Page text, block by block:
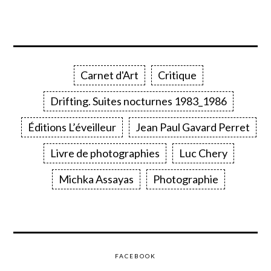
Carnet d'Art
Critique
Drifting. Suites nocturnes 1983_1986
Éditions L’éveilleur
Jean Paul Gavard Perret
Livre de photographies
Luc Chery
Michka Assayas
Photographie
FACEBOOK